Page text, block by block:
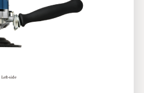
Left-side